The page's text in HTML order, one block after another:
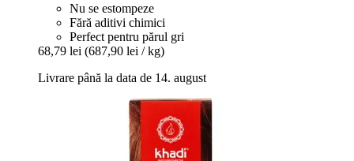
Nu se estompeze
Fără aditivi chimici
Perfect pentru părul gri
68,79 lei (687,90 lei / kg)
Livrare până la data de 14. august